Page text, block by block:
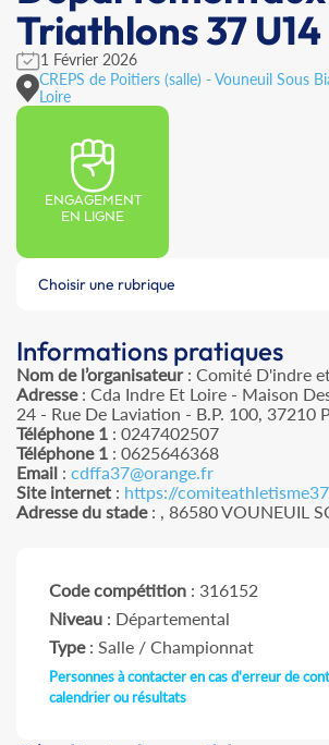
Triathlons 37 U14
1 Février 2026
CREPS de Poitiers (salle) - Vouneuil Sous
Loire
ENGAGEMENT
EN LIGNE
Choisir une rubrique
Informations pratiques
Nom de l’organisateur: Comité D'indre
Adresse: Cda Indre Et Loire - Maison
24 - Rue De Laviation - B.P. 100, 37210
Téléphone 1 : 0247402507
Téléphone 1 : 0625646368
Email : cdffa37@orange.fr
Site internet : https://
Adresse du stade: , 86580 VOUNEUIL
Code compétition : 316152
Niveau : Départemental
Type: Salle / Championnat
Personnes à contacter en cas d'erreur de
calendrier ou résultats